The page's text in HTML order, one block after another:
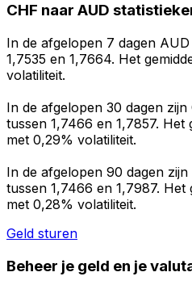
CHF naar AUD
In de afgelopen 7 dagen
1,7535 en 1,7664. Het
volatiliteit.
In de afgelopen 30 dagen
tussen 1,7466 en 1,7857. Het
met 0,29% volatiliteit.
In de afgelopen 90 dagen
tussen 1,7466 en 1,7987. Het
met 0,28% volatiliteit.
Geld sturen
Beheer je geld en je